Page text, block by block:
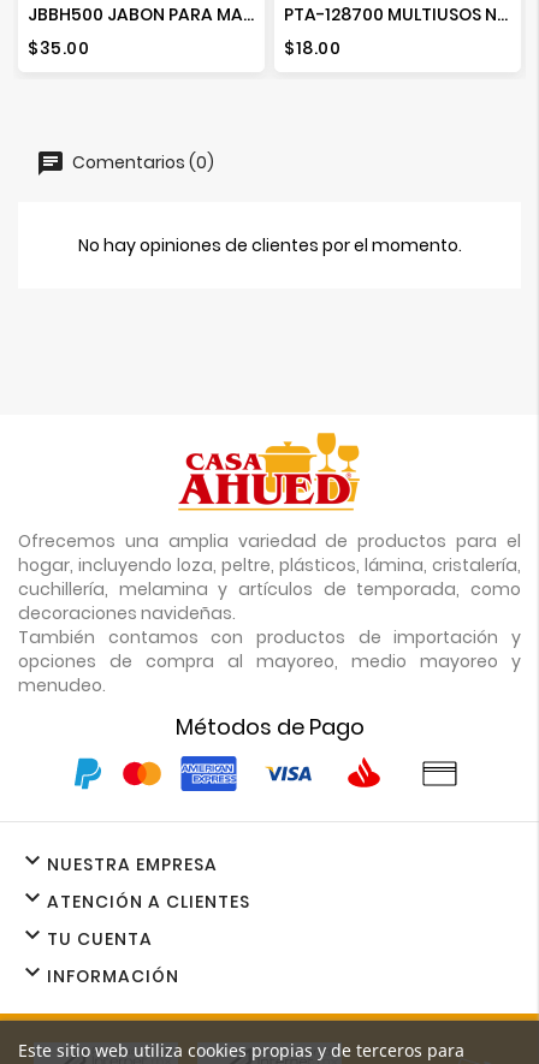
JBBH500 JABON PARA MANOS BYE-BAC 500 ML. HERBAL
Precio
$35.00
PTA-128700 MULTIUSOS NARANJA 1L
Precio
$18.00
Comentarios (0)
No hay opiniones de clientes por el momento.
Ofrecemos una amplia variedad de productos para el
hogar, incluyendo loza, peltre, plásticos, lámina, cristalería,
cuchillería, melamina y artículos de temporada, como
decoraciones navideñas.
También contamos con productos de importación y
opciones de compra al mayoreo, medio mayoreo y
menudeo.
Métodos de Pago
NUESTRA EMPRESA

ATENCIÓN A CLIENTES

TU CUENTA

INFORMACIÓN

Este sitio web utiliza cookies propias y de terceros para